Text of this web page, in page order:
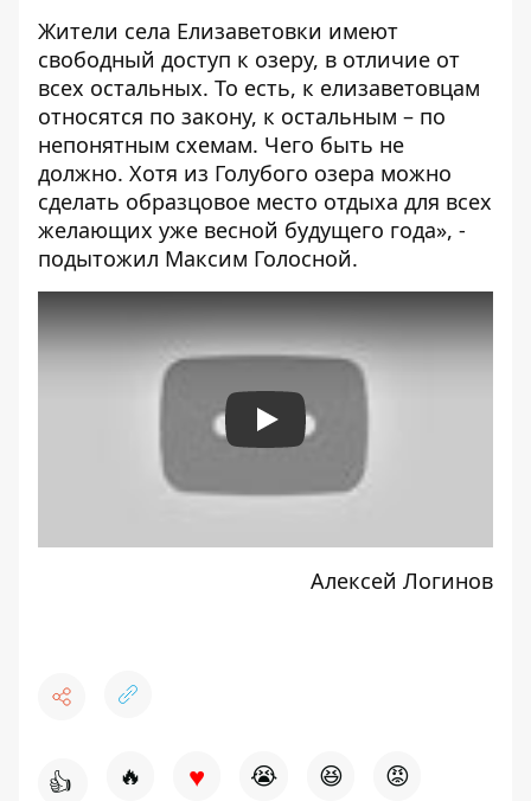
Жители села Елизаветовки имеют
свободный доступ к озеру, в отличие от
всех остальных. То есть, к елизаветовцам
относятся по закону, к остальным – по
непонятным схемам. Чего быть не
должно. Хотя из Голубого озера можно
сделать образцовое место отдыха для всех
желающих уже весной будущего года», -
подытожил Максим Голосной.
Play
Алексей Логинов
👍 🔥 ♥ 😭 😆 😡